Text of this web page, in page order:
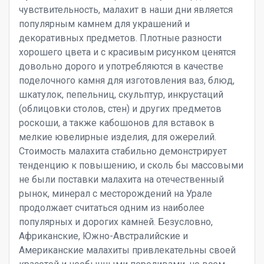
чувствительность, малахит в наши дни является
популярным камнем для украшений и
декоративных предметов. Плотные разности
хорошего цвета и с красивым рисунком ценятся
довольно дорого и употребляются в качестве
поделочного камня для изготовления ваз, блюд,
шкатулок, пепельниц, скульптур, инкрустаций
(облицовки столов, стен) и других предметов
роскоши, а также кабошонов для вставок в
мелкие ювелирные изделия, для ожерелий.
Стоимость малахита стабильно демонстрирует
тенденцию к повышению, и сколь бы массовыми
не были поставки малахита на отечественный
рынок, минерал с месторождений на Урале
продолжает считаться одним из наиболее
популярных и дорогих камней. Безусловно,
Африканские, Южно-Австралийские и
Американские малахиты привлекательны своей